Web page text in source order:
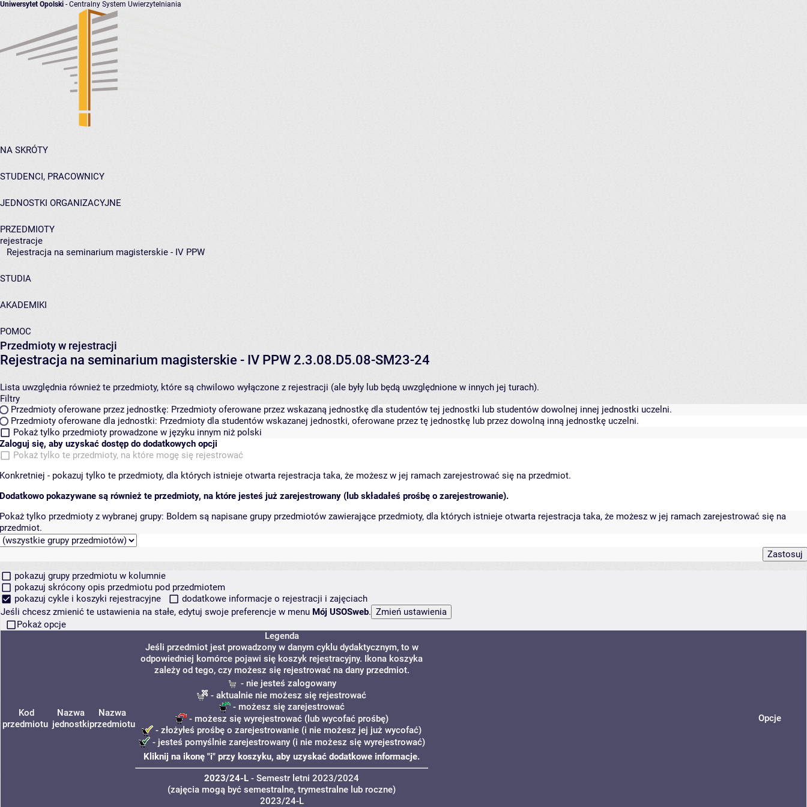
Uniwersytet Opolski - Centralny System Uwierzytelniania
NA SKRÓTY
STUDENCI, PRACOWNICY
JEDNOSTKI ORGANIZACYJNE
PRZEDMIOTY
rejestracje
Rejestracja na seminarium magisterskie - IV PPW
STUDIA
AKADEMIKI
POMOC
Przedmioty w rejestracji
Rejestracja na seminarium magisterskie - IV PPW 2.3.08.D5.08-SM23-24
Lista uwzględnia również te przedmioty, które są chwilowo wyłączone z rejestracji (ale były lub będą uwzględnione w innych jej turach).
Filtry
Przedmioty oferowane przez jednostkę: Przedmioty oferowane przez wskazaną jednostkę dla studentów tej jednostki lub studentów dowolnej innej jednostki uczelni.
Przedmioty oferowane dla jednostki: Przedmioty dla studentów wskazanej jednostki, oferowane przez tę jednostkę lub przez dowolną inną jednostkę uczelni.
Pokaż tylko przedmioty prowadzone w języku innym niż polski
Zaloguj się, aby uzyskać dostęp do dodatkowych opcji
Pokaż tylko te przedmioty, na które mogę się rejestrować
Konkretniej - pokazuj tylko te przedmioty, dla których istnieje otwarta rejestracja taka, że możesz w jej ramach zarejestrować się na przedmiot.
Dodatkowo pokazywane są również te przedmioty, na które jesteś już zarejestrowany (lub składałeś prośbę o zarejestrowanie).
Pokaż tylko przedmioty z wybranej grupy: Boldem są napisane grupy przedmiotów zawierające przedmioty, dla których istnieje otwarta rejestracja taka, że możesz w jej ramach zarejestrować się na
przedmiot.
pokazuj grupy przedmiotu w kolumnie
pokazuj skrócony opis przedmiotu pod przedmiotem
pokazuj cykle i koszyki rejestracyjne
dodatkowe informacje o rejestracji i zajęciach
Jeśli chcesz zmienić te ustawienia na stałe, edytuj swoje preferencje w menu Mój USOSweb.
Pokaż opcje
Kod
przedmiotu
Nazwa
jednostki
Nazwa
przedmiotu
Legenda
Jeśli przedmiot jest prowadzony w danym cyklu dydaktycznym, to w
odpowiedniej komórce pojawi się koszyk rejestracyjny. Ikona koszyka
zależy od tego, czy możesz się rejestrować na dany przedmiot.
- nie jesteś zalogowany
- aktualnie nie możesz się rejestrować
- możesz się zarejestrować
- możesz się wyrejestrować (lub wycofać prośbę)
- złożyłeś prośbę o zarejestrowanie (i nie możesz jej już wycofać)
- jesteś pomyślnie zarejestrowany (i nie możesz się wyrejestrować)
Kliknij na ikonę "i" przy koszyku, aby uzyskać dodatkowe informacje.
2023/24-L - Semestr letni 2023/2024
(zajęcia mogą być semestralne, trymestralne lub roczne)
Opcje
2023/24-L